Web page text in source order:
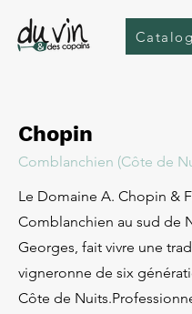
Chopin
Comblanchien (Côte de
Le Domaine A. Chopin &
Comblanchien au sud de
Georges, fait vivre une
vigneronne de six
Côte de